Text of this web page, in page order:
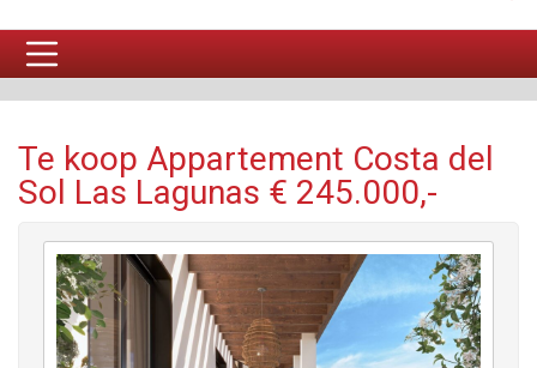
Te koop Appartement Costa del
Sol Las Lagunas € 245.000,-